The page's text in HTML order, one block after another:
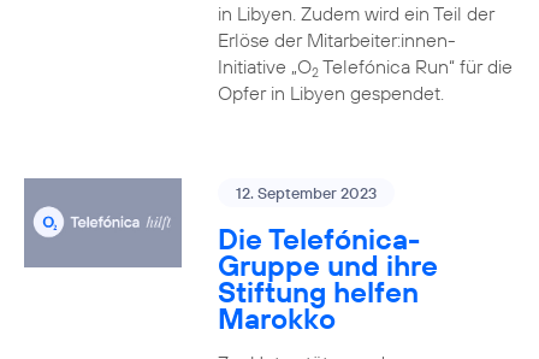
in Libyen. Zudem wird ein Teil der
Erlöse der Mitarbeiter:innen-
Initiative „O2Telefónica Run“ für die
Opfer in Libyen gespendet.
12. September 2023
Die Telefónica-
Gruppe und ihre
Stiftung helfen
Marokko